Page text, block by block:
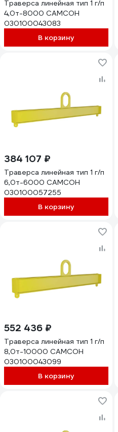
Траверса линейная тип 1 г/п
4,0т-8000 САМСОН
030100043083
В корзину
384 107 ₽
Траверса линейная тип 1 г/п
6,0т-6000 САМСОН
030100057255
В корзину
552 436 ₽
Траверса линейная тип 1 г/п
8,0т-10000 САМСОН
030100043099
В корзину